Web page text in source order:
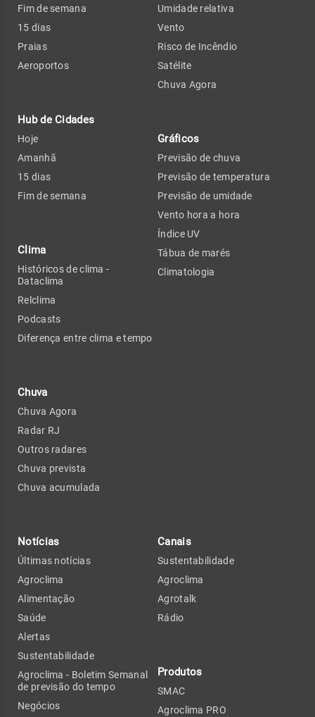
Fim de semana
15 dias
Praias
Aeroportos
Hub de Cidades
Hoje
Amanhã
15 dias
Fim de semana
Clima
Históricos de clima -
Dataclima
Relclima
Podcasts
Diferença entre clima e tempo
Chuva
Chuva Agora
Radar RJ
Outros radares
Chuva prevista
Chuva acumulada
Umidade relativa
Vento
Risco de Incêndio
Satélite
Chuva Agora
Gráficos
Previsão de chuva
Previsão de temperatura
Previsão de umidade
Vento hora a hora
Índice UV
Tábua de marés
Climatologia
Notícias
Últimas notícias
Agroclima
Alimentação
Saúde
Alertas
Sustentabilidade
Agroclima - Boletim Semanal
de previsão do tempo
Negócios
Canais
Sustentabilidade
Agroclima
Agrotalk
Rádio
Produtos
SMAC
Agroclima PRO